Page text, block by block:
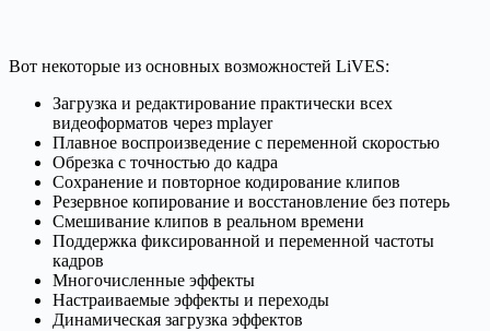
Вот некоторые из основных возможностей LiVES:
Загрузка и редактирование практически всех
видеоформатов через mplayer
Плавное воспроизведение с переменной скоростью
Обрезка с точностью до кадра
Сохранение и повторное кодирование клипов
Резервное копирование и восстановление без потерь
Смешивание клипов в реальном времени
Поддержка фиксированной и переменной частоты
кадров
Многочисленные эффекты
Настраиваемые эффекты и переходы
Динамическая загрузка эффектов